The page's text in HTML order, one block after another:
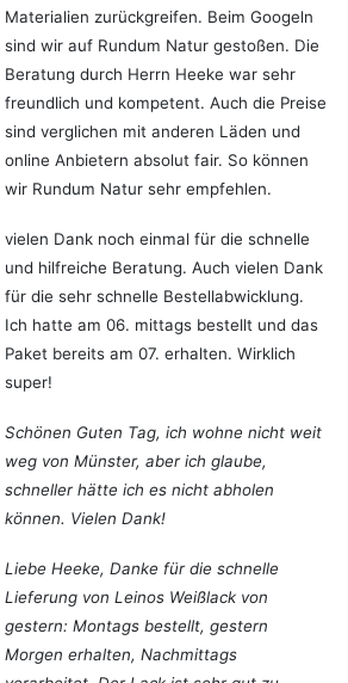
Materialien zurückgreifen. Beim Googeln
sind wir auf Rundum Natur gestoßen. Die
Beratung durch Herrn Heeke war sehr
freundlich und kompetent. Auch die Preise
sind verglichen mit anderen Läden und
online Anbietern absolut fair. So können
wir Rundum Natur sehr empfehlen.
vielen Dank noch einmal für die schnelle
und hilfreiche Beratung. Auch vielen Dank
für die sehr schnelle Bestellabwicklung.
Ich hatte am 06. mittags bestellt und das
Paket bereits am 07. erhalten. Wirklich
super!
Schönen Guten Tag, ich wohne nicht weit
weg von Münster, aber ich glaube,
schneller hätte ich es nicht abholen
können. Vielen Dank!
Liebe Heeke, Danke für die schnelle
Lieferung von Leinos Weißlack von
gestern: Montags bestellt, gestern
Morgen erhalten, Nachmittags